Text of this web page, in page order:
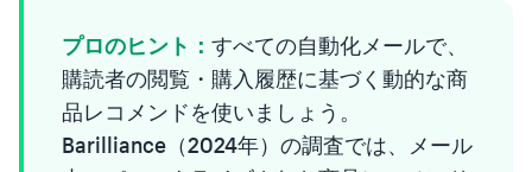
プロのヒント： すべての自動化メールで、
購読者の閲覧・購入履歴に基づく動的な商
品レコメンドを使いましょう。
Barilliance（2024年）の調査では、メール